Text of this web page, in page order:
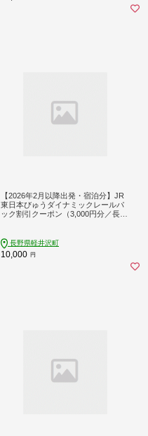
【2026年2月以降出発・宿泊分】JR
東日本びゅうダイナミックレールパ
ック割引クーポン（3,000円分／長野
長野県軽井沢町
10,000 円